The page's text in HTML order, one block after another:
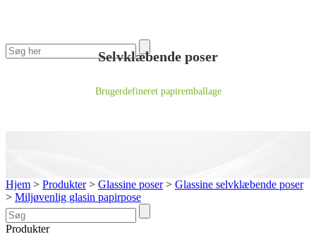
Selvklæbende poser
Brugerdefineret papiremballage
Hjem > Produkter> Glassine poser> Glassine selvklæbende poser
> Miljøvenlig glasin papirpose
Produkter